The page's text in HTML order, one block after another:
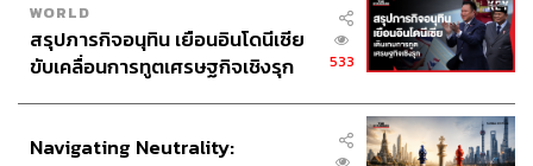
WORLD
สรุปภารกิจอนุทิน เยือนอินโดนีเซีย
ขับเคลื่อนการทูตเศรษฐกิจเชิงรุก
533
Navigating Neutrality: